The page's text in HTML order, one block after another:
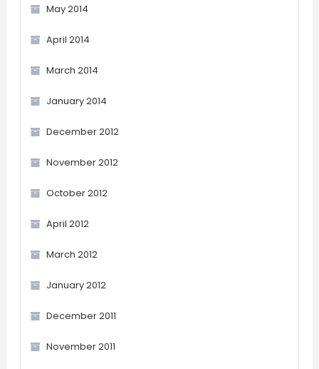
May 2014
April 2014
March 2014
January 2014
December 2012
November 2012
October 2012
April 2012
March 2012
January 2012
December 2011
November 2011